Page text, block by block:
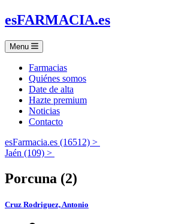
esFARMACIA.es
Menu
Farmacias
Quiénes somos
Date de alta
Hazte premium
Noticias
Contacto
esFarmacia.es (16512) >
Jaén (109) >
Porcuna (2)
Cruz Rodriguez, Antonio